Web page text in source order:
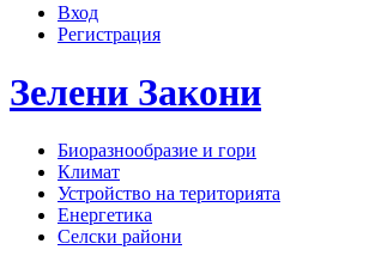
Вход
Регистрация
Зелени Закони
Биоразнообразие и гори
Климат
Устройство на територията
Енергетика
Селски райони